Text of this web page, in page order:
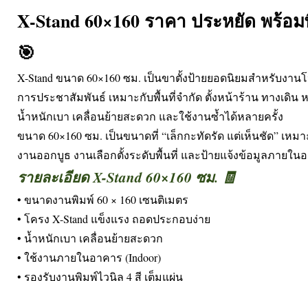
X-Stand 60×160 ราคา ประหยัด พร้
🎯
X-Stand ขนาด 60×160 ซม. เป็นขาตั้งป้ายยอดนิยมสำหรับงา
การประชาสัมพันธ์ เหมาะกับพื้นที่จำกัด ตั้งหน้าร้าน ทางเดิน
น้ำหนักเบา เคลื่อนย้ายสะดวก และใช้งานซ้ำได้หลายครั้ง
ขนาด 60×160 ซม. เป็นขนาดที่ “เล็กกะทัดรัด แต่เห็นชัด” เหม
งานออกบูธ งานเลือกตั้งระดับพื้นที่ และป้ายแจ้งข้อมูลภายใน
รายละเอียด X-Stand 60×160 ซม. 🧾
• ขนาดงานพิมพ์ 60 × 160 เซนติเมตร
• โครง X-Stand แข็งแรง ถอดประกอบง่าย
• น้ำหนักเบา เคลื่อนย้ายสะดวก
• ใช้งานภายในอาคาร (Indoor)
• รองรับงานพิมพ์ไวนิล 4 สี เต็มแผ่น